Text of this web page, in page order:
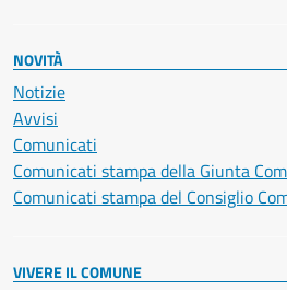
NOVITÀ
Notizie
Avvisi
Comunicati
Comunicati stampa della Giunta
Comunicati stampa del Consiglio
VIVERE IL COMUNE